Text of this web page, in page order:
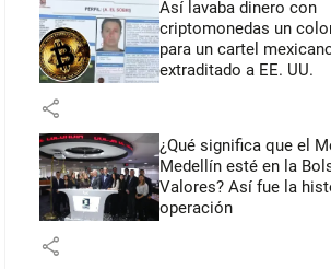
Así lavaba dinero con
criptomonedas un
para un cartel
extraditado a EE. UU.
share
¿Qué significa que el
Medellín esté en la
Valores? Así fue la
operación
share